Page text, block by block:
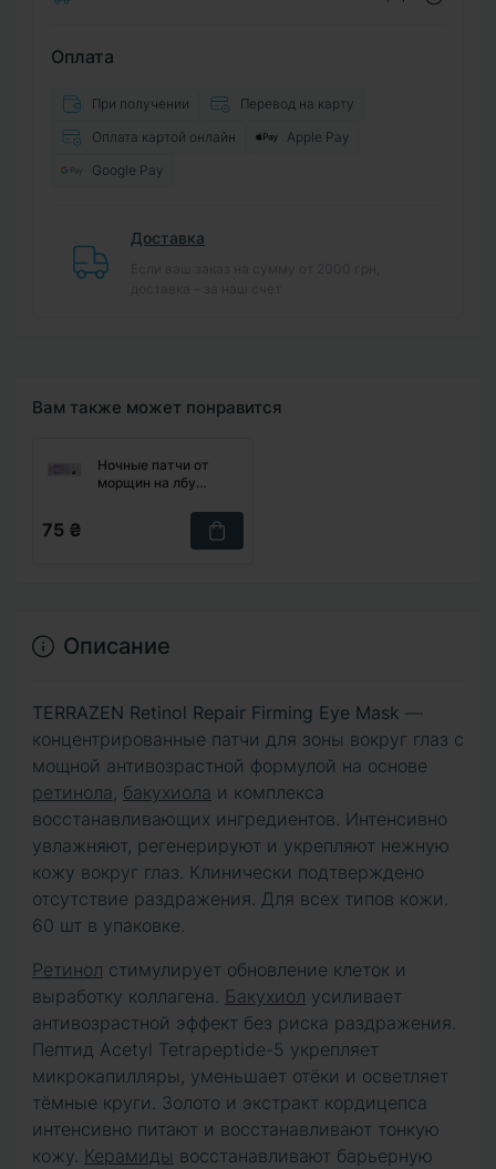
Оплата
При получении
Перевод на карту
Оплата картой онлайн
Apple Pay
Google Pay
Доставка
Вам также может понравится
Ночные патчи от
морщин на лбу
Wrinkle Eraser Strips
75 ₴
Описание
TERRAZEN Retinol Repair Firming Eye Mask —
концентрированные патчи для зоны вокруг глаз с
мощной антивозрастной формулой на основе
ретинола, бакухиола и комплекса
восстанавливающих ингредиентов. Интенсивно
увлажняют, регенерируют и укрепляют нежную
кожу вокруг глаз. Клинически подтверждено
отсутствие раздражения. Для всех типов кожи.
60 шт в упаковке.
Ретинол стимулирует обновление клеток и
выработку коллагена. Бакухиол усиливает
антивозрастной эффект без риска раздражения.
Пептид Acetyl Tetrapeptide-5 укрепляет
микрокапилляры, уменьшает отёки и осветляет
тёмные круги. Золото и экстракт кордицепса
интенсивно питают и восстанавливают тонкую
кожу. Керамиды восстанавливают барьерную